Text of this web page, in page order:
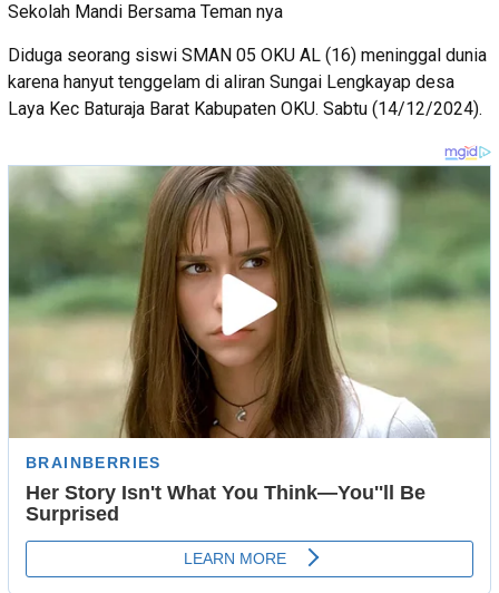
Sekolah Mandi Bersama Teman nya
Diduga seorang siswi SMAN 05 OKU AL (16) meninggal dunia
karena hanyut tenggelam di aliran Sungai Lengkayap desa
Laya Kec Baturaja Barat Kabupaten OKU. Sabtu (14/12/2024).